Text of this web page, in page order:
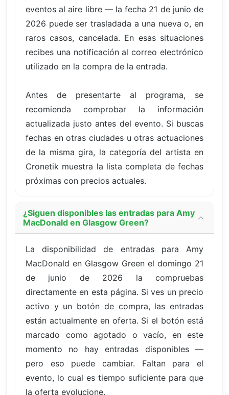
eventos al aire libre — la fecha 21 de junio de
2026 puede ser trasladada a una nueva o, en
raros casos, cancelada. En esas situaciones
recibes una notificación al correo electrónico
utilizado en la compra de la entrada.
Antes de presentarte al programa, se
recomienda comprobar la información
actualizada justo antes del evento. Si buscas
fechas en otras ciudades u otras actuaciones
de la misma gira, la categoría del artista en
Cronetik muestra la lista completa de fechas
próximas con precios actuales.
¿Siguen disponibles las entradas para Amy
MacDonald en Glasgow Green?
La disponibilidad de entradas para Amy
MacDonald en Glasgow Green el domingo 21
de junio de 2026 la compruebas
directamente en esta página. Si ves un precio
activo y un botón de compra, las entradas
están actualmente en oferta. Si el botón está
marcado como agotado o vacío, en este
momento no hay entradas disponibles —
pero eso puede cambiar. Faltan para el
evento, lo cual es tiempo suficiente para que
la oferta evolucione.